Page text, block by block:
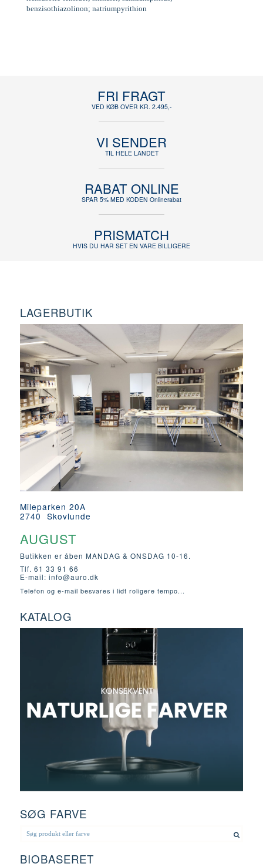
benzisothiazolinon; natriumpyrithion
FRI FRAGT
VED KØB OVER KR. 2.495,-
VI SENDER
TIL HELE LANDET
RABAT ONLINE
SPAR 5% MED KODEN Onlinerabat
PRISMATCH
HVIS DU HAR SET EN VARE BILLIGERE
LAGERBUTIK
Mileparken 20A
2740 Skovlunde
AUGUST
Butikken er åben MANDAG & ONSDAG 10-16.
Tlf. 61 33 91 66
E-mail: info@auro.dk
Telefon og e-mail besvares i lidt roligere tempo...
KATALOG
SØG FARVE
BIOBASERET